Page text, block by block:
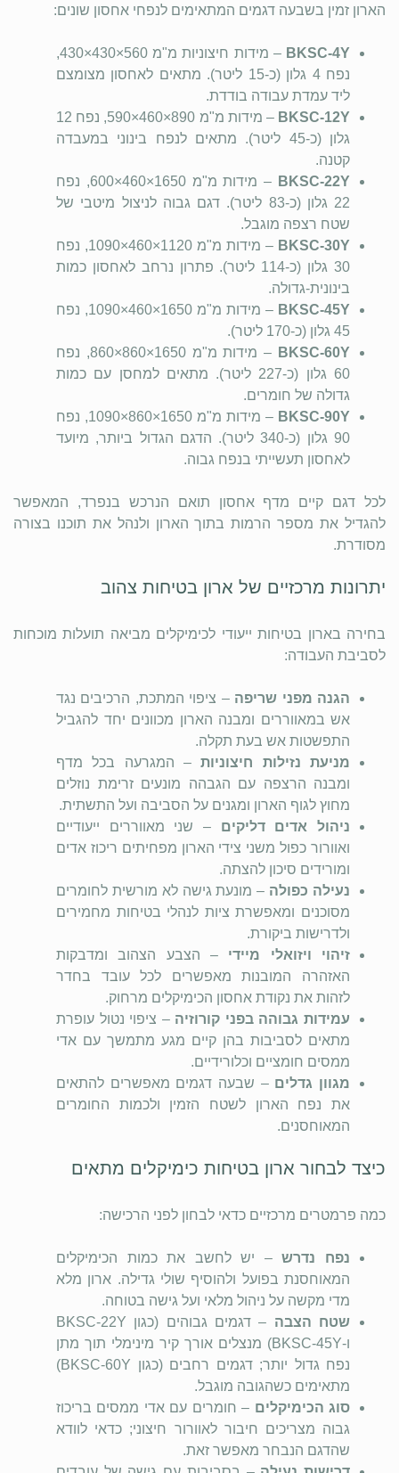
הארון זמין בשבעה דגמים המתאימים לנפחי אחסון שונים:
BKSC-4Y – מידות חיצוניות 430×430×560 מ"מ
,
נפח 4 גלון (כ-15 ליטר). מתאים לאחסון מצומצם
ליד עמדת עבודה בודדת.
BKSC-12Y – מידות 590×460×890 מ"מ
, נפח 12
גלון (כ-45 ליטר). מתאים לנפח בינוני במעבדה
קטנה.
BKSC-22Y – מידות 600×460×1650 מ"מ
, נפח
22 גלון (כ-83 ליטר). דגם גבוה לניצול מיטבי של
שטח רצפה מוגבל.
BKSC-30Y – מידות 1090×460×1120 מ"מ
, נפח
30 גלון (כ-114 ליטר). פתרון נרחב לאחסון כמות
בינונית-גדולה.
BKSC-45Y – מידות 1090×460×1650 מ"מ
, נפח
45 גלון (כ-170 ליטר).
BKSC-60Y – מידות 860×860×1650 מ"מ
, נפח
60 גלון (כ-227 ליטר). מתאים למחסן עם כמות
גדולה של חומרים.
BKSC-90Y – מידות 1090×860×1650 מ"מ
, נפח
90 גלון (כ-340 ליטר). הדגם הגדול ביותר, מיועד
לאחסון תעשייתי בנפח גבוה.
לכל דגם קיים מדף אחסון תואם הנרכש בנפרד, המאפשר
להגדיל את מספר הרמות בתוך הארון ולנהל את תוכנו בצורה
מסודרת.
יתרונות מרכזיים של ארון בטיחות צהוב
בחירה בארון בטיחות ייעודי לכימיקלים מביאה תועלות מוכחות
לסביבת העבודה:
הגנה מפני שריפה – ציפוי המתכת, הרכיבים נגד
אש במאווררים ומבנה הארון מכוונים יחד להגביל
התפשטות אש בעת תקלה.
מניעת נזילות חיצוניות– המגרעה בכל מדף
ומבנה הרצפה עם הגבהה מונעים זרימת נוזלים
מחוץ לגוף הארון ומגנים על הסביבה ועל התשתית.
ניהול אדים דליקים – שני מאווררים ייעודיים
ואוורור כפול משני צידי הארון מפחיתים ריכוז אדים
ומורידים סיכון להצתה.
נעילה כפולה – מונעת גישה לא מורשית לחומרים
מסוכנים ומאפשרת ציות לנהלי בטיחות מחמירים
ולדרישות ביקורת.
זיהוי ויזואלי מיידי – הצבע הצהוב ומדבקות
האזהרה המובנות מאפשרים לכל עובד בחדר
לזהות את נקודת אחסון הכימיקלים מרחוק.
עמידות גבוהה בפני קורוזיה – ציפוי נטול עופרת
מתאים לסביבות בהן קיים מגע מתמשך עם אדי
ממסים חומציים וכלורידיים.
מגוון גדלים – שבעה דגמים מאפשרים להתאים
את נפח הארון לשטח הזמין ולכמות החומרים
המאוחסנים.
כיצד לבחור ארון בטיחות כימיקלים מתאים
כמה פרמטרים מרכזיים כדאי לבחון לפני הרכישה:
נפח נדרש– יש לחשב את כמות הכימיקלים
המאוחסנת בפועל ולהוסיף שולי גדילה. ארון מלא
מדי מקשה על ניהול מלאי ועל גישה בטוחה.
שטח הצבה – דגמים גבוהים (כגון BKSC-22Y
ו-BKSC-45Y) מנצלים אורך קיר מינימלי תוך מתן
נפח גדול יותר; דגמים רחבים (כגון BKSC-60Y
)
מתאימים כשהגובה מוגבל.
סוג הכימיקלים – חומרים עם אדי ממסים בריכוז
גבוה מצריכים חיבור לאוורור חיצוני; כדאי לוודא
שהדגם הנבחר מאפשר זאת.